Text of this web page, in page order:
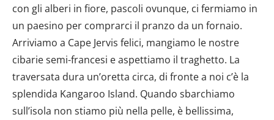
con gli alberi in fiore, pascoli ovunque, ci fermiamo in
un paesino per comprarci il pranzo da un fornaio.
Arriviamo a Cape Jervis felici, mangiamo le nostre
cibarie semi-francesi e aspettiamo il traghetto. La
traversata dura un’oretta circa, di fronte a noi c’è la
splendida Kangaroo Island. Quando sbarchiamo
sull’isola non stiamo più nella pelle, è bellissima,